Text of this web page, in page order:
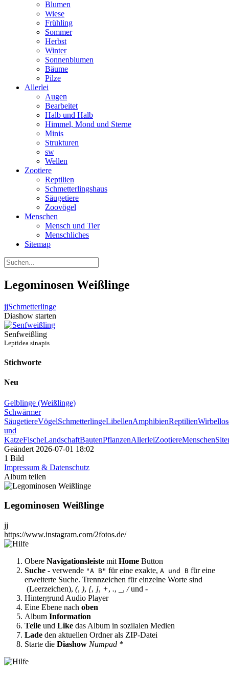
Blumen
Wiese
Frühling
Sommer
Herbst
Winter
Sonnenblumen
Bäume
Pilze
Allerlei
Augen
Bearbeitet
Halb und Halb
Himmel, Mond und Sterne
Minis
Strukturen
sw
Wellen
Zootiere
Reptilien
Schmetterlingshaus
Säugetiere
Zoovögel
Menschen
Mensch und Tier
Menschliches
Sitemap
Legominosen Weißlinge
jjSchmetterlinge
Diashow starten
Senfweißling
Leptidea sinapis
Stichworte
Neu
Gelblinge (Weißlinge)
Schwärmer
SäugetiereVögelSchmetterlingeLibellenAmphibienReptilien
und
KatzeFischeLandschaftBautenPflanzenAllerleiZootiereMenschen
Geändert 2026-07-01 18:02
1 Bild
Impressum & Datenschutz
Album teilen
Legominosen Weißlinge
jj
https://www.instagram.com/2fotos.de/
Obere Navigationsleiste mit Home Button
Suche - verwende "A B" für eine exakte, A und B für eine
erweiterte Suche. Trennzeichen für einzelne Worte sind
(Leerzeichen), (, ), [, ], +, ., , /und -
Hintergrund Audio Player
Eine Ebene nach oben
Album Information
Teile und Like das Album in sozilalen Medien
Lade den aktuellen Ordner als ZIP-Datei
Starte die Diashow Numpad *